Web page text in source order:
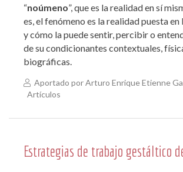
“noúmeno”, que es la realidad en sí
es, el fenómeno es la realidad puesta
y cómo la puede sentir, percibir o
de su condicionantes contextuales,
biográficas.
Aportado por Arturo Enrique Etienne
Artículos
Estrategias de trabajo gestáltico